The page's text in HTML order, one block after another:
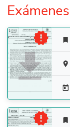

 


 